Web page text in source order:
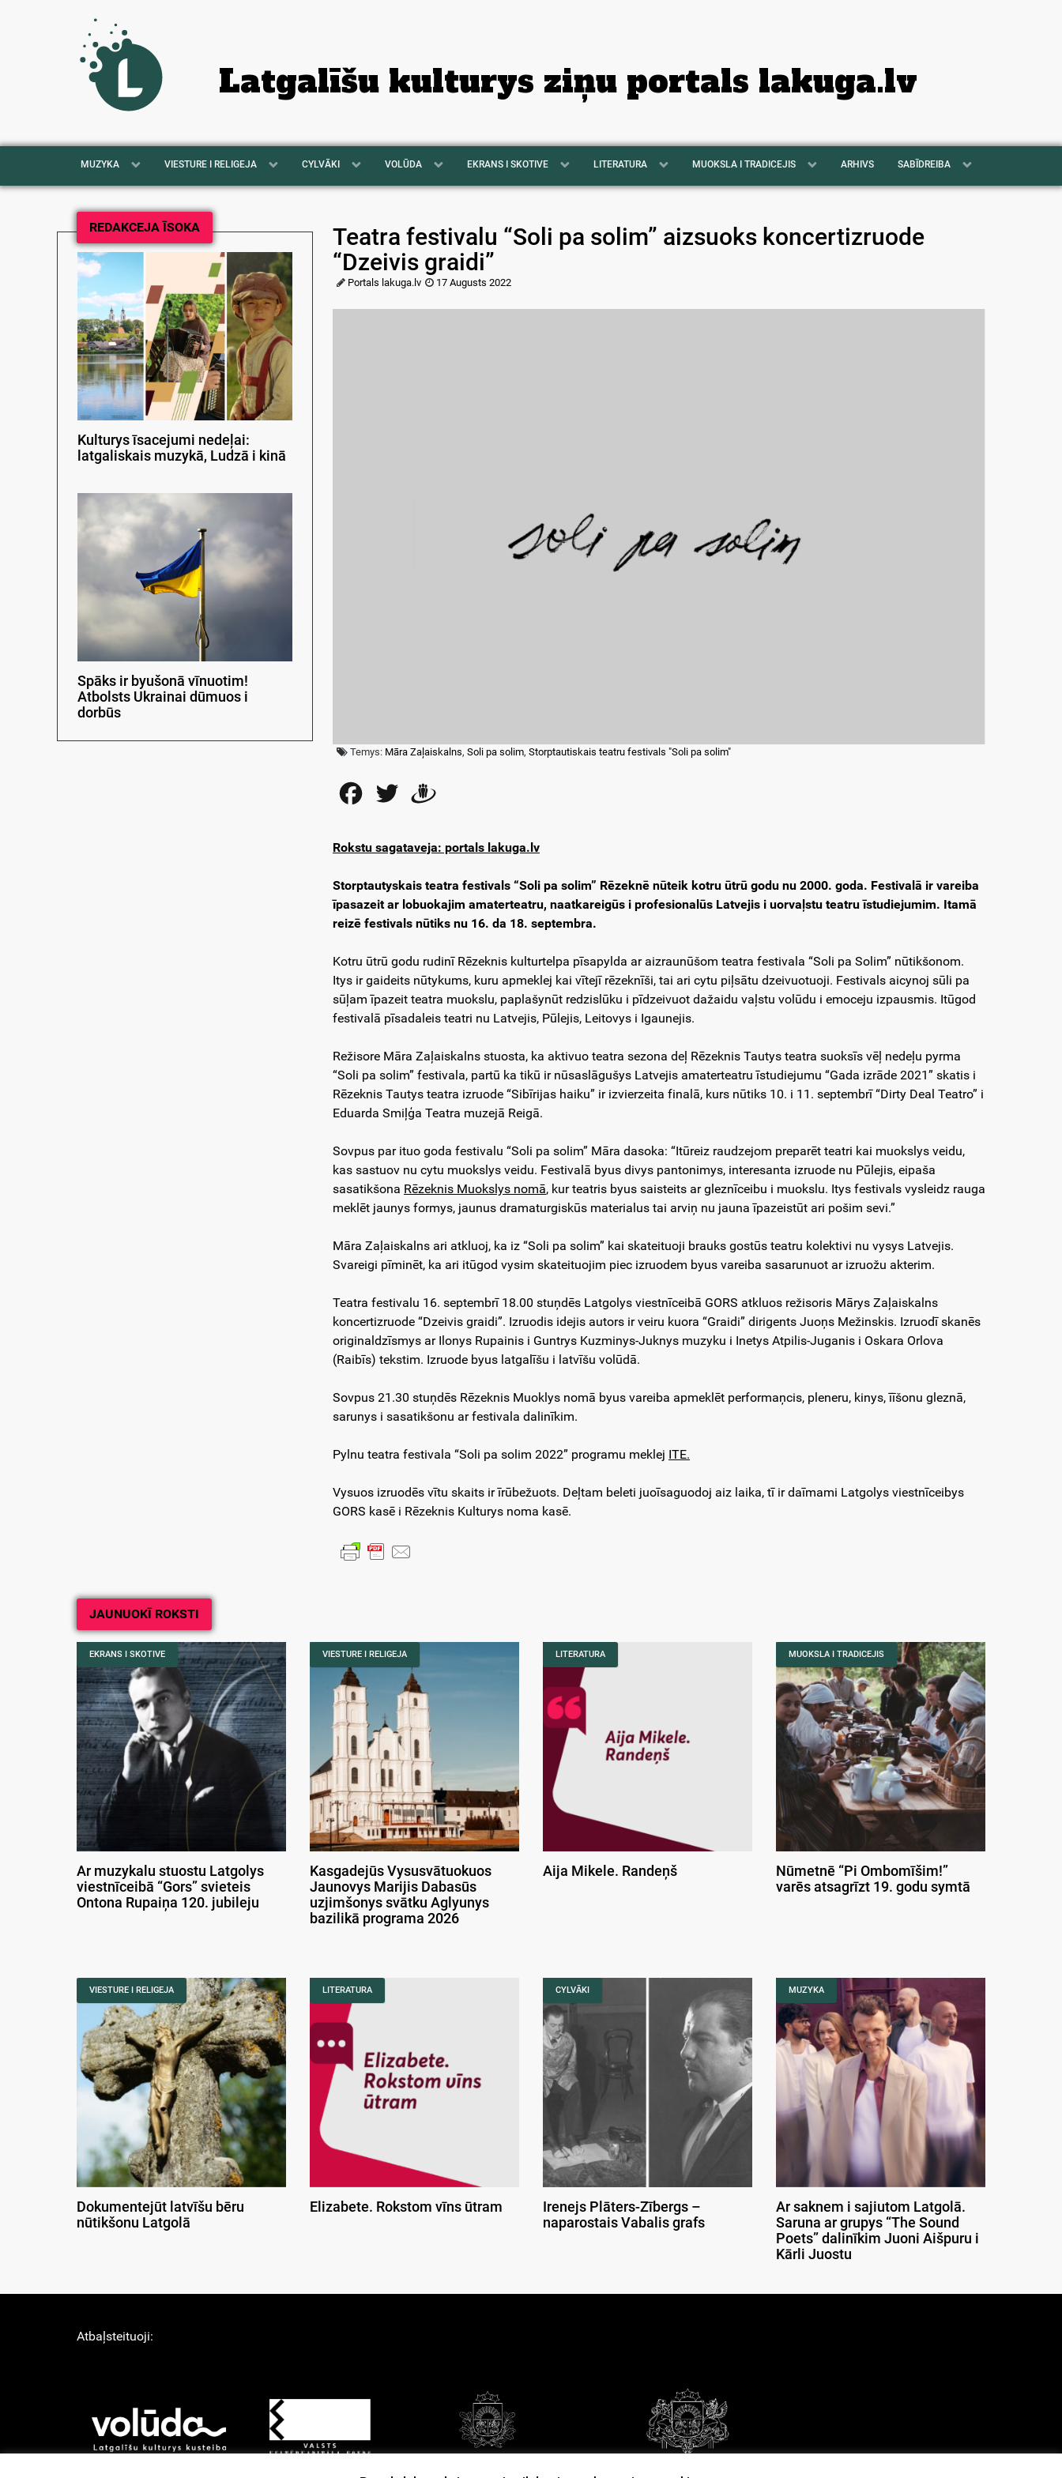
Latgalīšu kulturys ziņu portals lakuga.lv
MUZYKA VIESTURE I RELIGEJA CYLVĀKI VOLŪDA EKRANS I SKOTIVE LITERATURA MUOKSLA I TRADICEJIS ARHIVS SABĪDREIBA
REDAKCEJA ĪSOKA
Kulturys īsacejumi nedeļai:
latgaliskais muzykā, Ludzā i kinā
Spāks ir byušonā vīnuotim!
Atbolsts Ukrainai dūmuos i
dorbūs
Teatra festivalu “Soli pa solim” aizsuoks koncertizruode
“Dzeivis graidi”
Portals lakuga.lv 17 Augusts 2022
Temys: Māra Zaļaiskalns, Soli pa solim, Storptautiskais teatru festivals "Soli pa solim"
FacebookTwitter
Rokstu sagataveja: portals lakuga.lv
Storptautyskais teatra festivals “Soli pa solim” Rēzeknē nūteik kotru ūtrū godu nu 2000. goda. Festivalā ir vareiba
īpasazeit ar lobuokajim amaterteatru, naatkareigūs i profesionalūs Latvejis i uorvaļstu teatru īstudiejumim. Itamā
reizē festivals nūtiks nu 16. da 18. septembra.
Kotru ūtrū godu rudinī Rēzeknis kulturtelpa pīsapylda ar aizraunūšom teatra festivala “Soli pa Solim” nūtikšonom.
Itys ir gaideits nūtykums, kuru apmeklej kai vītejī rēzeknīši, tai ari cytu piļsātu dzeivuotuoji. Festivals aicynoj sūli pa
sūļam īpazeit teatra muokslu, paplašynūt redzislūku i pīdzeivuot dažaidu vaļstu volūdu i emoceju izpausmis. Itūgod
festivalā pīsadaleis teatri nu Latvejis, Pūlejis, Leitovys i Igaunejis.
Režisore Māra Zaļaiskalns stuosta, ka aktivuo teatra sezona deļ Rēzeknis Tautys teatra suoksīs vēļ nedeļu pyrma
“Soli pa solim” festivala, partū ka tikū ir nūsaslāgušys Latvejis amaterteatru īstudiejumu “Gada izrāde 2021” skatis i
Rēzeknis Tautys teatra izruode “Sibīrijas haiku” ir izvierzeita finalā, kurs nūtiks 10. i 11. septembrī “Dirty Deal Teatro” i
Eduarda Smiļģa Teatra muzejā Reigā.
Sovpus par ituo goda festivalu “Soli pa solim” Māra dasoka: “Itūreiz raudzejom preparēt teatri kai muokslys veidu,
kas sastuov nu cytu muokslys veidu. Festivalā byus divys pantonimys, interesanta izruode nu Pūlejis, eipaša
sasatikšona Rēzeknis Muokslys nomā, kur teatris byus saisteits ar gleznīceibu i muokslu. Itys festivals vysleidz rauga
meklēt jaunys formys, jaunus dramaturgiskūs materialus tai arviņ nu jauna īpazeistūt ari pošim sevi.”
Māra Zaļaiskalns ari atkluoj, ka iz “Soli pa solim” kai skateituoji brauks gostūs teatru kolektivi nu vysys Latvejis.
Svareigi pīminēt, ka ari itūgod vysim skateituojim piec izruodem byus vareiba sasarunuot ar izruožu akterim.
Teatra festivalu 16. septembrī 18.00 stuņdēs Latgolys viestnīceibā GORS atkluos režisoris Mārys Zaļaiskalns
koncertizruode “Dzeivis graidi”. Izruodis idejis autors ir veiru kuora “Graidi” dirigents Juoņs Mežinskis. Izruodī skanēs
originaldzīsmys ar Ilonys Rupainis i Guntrys Kuzminys-Juknys muzyku i Inetys Atpilis-Juganis i Oskara Orlova
(Raibīs) tekstim. Izruode byus latgalīšu i latvīšu volūdā.
Sovpus 21.30 stuņdēs Rēzeknis Muoklys nomā byus vareiba apmeklēt performaņcis, pleneru, kinys, īīšonu gleznā,
sarunys i sasatikšonu ar festivala dalinīkim.
Pylnu teatra festivala “Soli pa solim 2022” programu meklej ITE.
Vysuos izruodēs vītu skaits ir īrūbežuots. Deļtam beleti juoīsaguodoj aiz laika, tī ir daīmami Latgolys viestnīceibys
GORS kasē i Rēzeknis Kulturys noma kasē.
JAUNUOKĪ ROKSTI
EKRANS I SKOTIVE
Ar muzykalu stuostu Latgolys
viestnīceibā “Gors” svieteis
Ontona Rupaiņa 120. jubileju
VIESTURE I RELIGEJA
Kasgadejūs Vysusvātuokuos
Jaunovys Marijis Dabasūs
uzjimšonys svātku Aglyunys
bazilikā programa 2026
LITERATURA
Aija Mikele. Randeņš
MUOKSLA I TRADICEJIS
Nūmetnē “Pi Ombomīšim!”
varēs atsagrīzt 19. godu symtā
VIESTURE I RELIGEJA
Dokumentejūt latvīšu bēru
nūtikšonu Latgolā
LITERATURA
Elizabete. Rokstom vīns ūtram
CYLVĀKI
Irenejs Plāters-Zībergs –
naparostais Vabalis grafs
MUZYKA
Ar saknem i sajiutom Latgolā.
Saruna ar grupys “The Sound
Poets” dalinīkim Juoni Aišpuru i
Kārli Juostu
Atbaļsteituoji: